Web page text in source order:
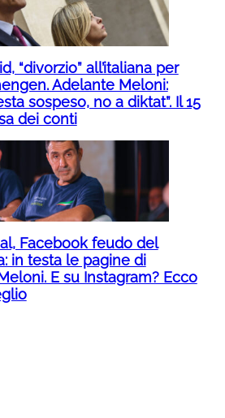
“divorzio” all’italiana per
Adelante Meloni:
sospeso, no a diktat”. Il 15
dei conti
Facebook feudo del
in testa le pagine di
E su Instagram? Ecco